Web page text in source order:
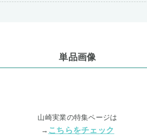
単品画像
山崎実業の特集ページは
→ こちらをチェック